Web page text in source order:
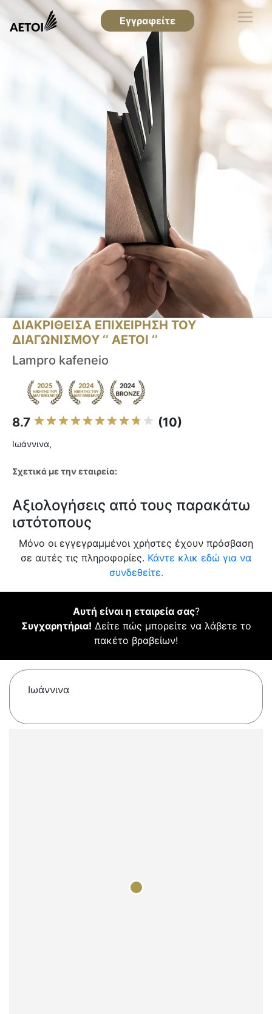
Εγγραφείτε
ΔΙΑΚΡΙΘΕΙΣΑ ΕΠΙΧΕΙΡΗΣΗ ΤΟΥ
ΔΙΑΓΩΝΙΣΜΟΥ ‘’ ΑΕΤΟΙ ‘’
Lampro kafeneio
8.7 (10)
Ιωάννινα,
Σχετικά με την εταιρεία:
Αξιολογήσεις από τους παρακάτω
ιστότοπους
Μόνο οι εγγεγραμμένοι χρήστες έχουν πρόσβαση
σε αυτές τις πληροφορίες. Κάντε κλικ εδώ για να
συνδεθείτε.
Αυτή είναι η εταιρεία σας?
Συγχαρητήρια! Δείτε πώς μπορείτε να λάβετε το
πακέτο βραβείων!
Ιωάννινα